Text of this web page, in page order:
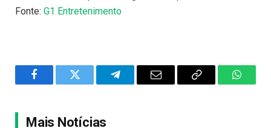
Fonte: G1 Entretenimento
FacebookTwitter TelegramEmail
Copy
Mais Notícias